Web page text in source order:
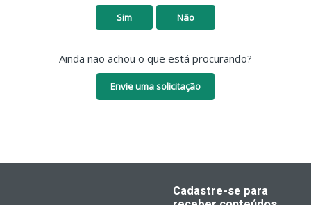
Sim Não
Ainda não achou o que está procurando?
Envie uma solicitação